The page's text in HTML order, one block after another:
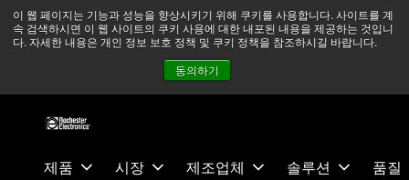
이 웹 페이지는 기능과 성능을 향상시키기 위해 쿠키를 사용합니다. 사이트를 계
속 검색하시면 이 웹 사이트의 쿠키 사용에 대한 내포된 내용을 제공하는 것입니
다. 자세한 내용은 개인 정보 보호 정책 및 쿠키 정책을 참조하시길 바랍니다.
동의하기
츠
건
중동 지역 상황을 지속적으로 주시하고 있으며, 모든 서비스는
정상적으로 운영되고 있습니다. 더 읽어보기 →
뉴스
문의하기
제품 시장 제조업체 솔루션
품질